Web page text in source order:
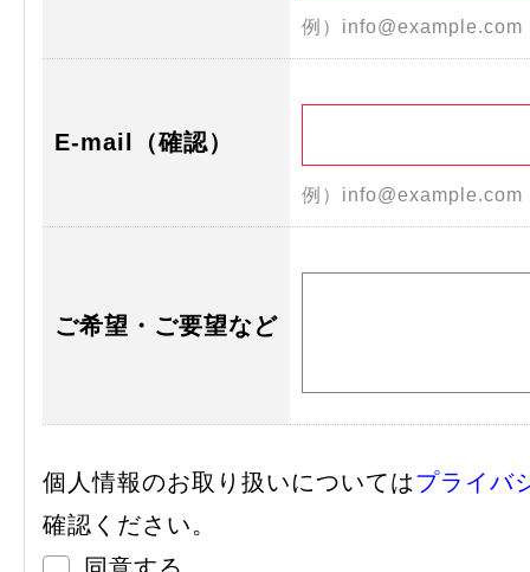
例）
E-mail（確認）
例）
ご希望・ご要望など
個人情報のお取り扱いについてはプライバ
確認ください。